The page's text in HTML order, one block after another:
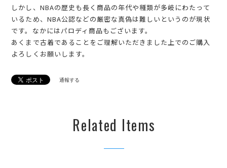
しかし、NBAの歴史も長く商品の年代や種類が多岐にわたって
いるため、NBA公認などの厳密な真偽は難しいというのが現状
です。なかにはパロディ商品もございます。
あくまで古着であることをご理解いただきました上でのご購入
よろしくお願いします。
通報する
Related Items